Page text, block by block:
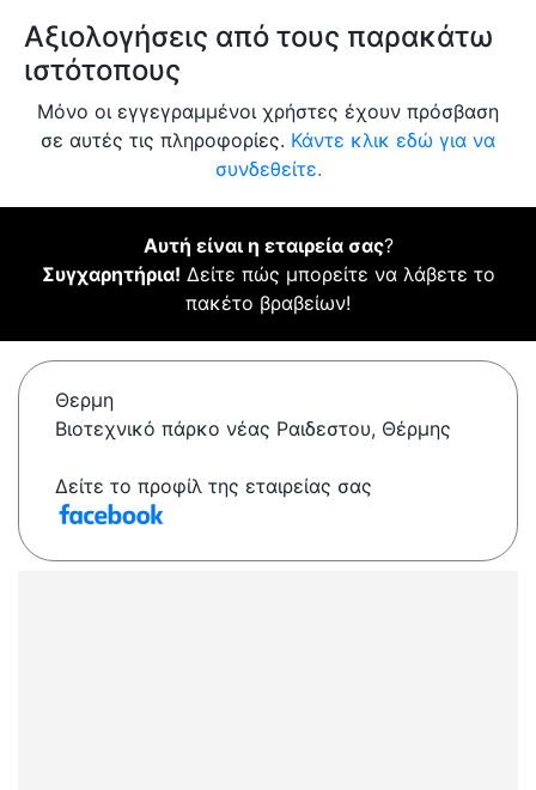
Αξιολογήσεις από τους παρακάτω
ιστότοπους
Μόνο οι εγγεγραμμένοι χρήστες έχουν πρόσβαση
σε αυτές τις πληροφορίες. Κάντε κλικ εδώ για να
συνδεθείτε.
Αυτή είναι η εταιρεία σας?
Συγχαρητήρια! Δείτε πώς μπορείτε να λάβετε το
πακέτο βραβείων!
Θερμη
Βιοτεχνικό πάρκο νέας Ραιδεστου, Θέρμης
Δείτε το προφίλ της εταιρείας σας